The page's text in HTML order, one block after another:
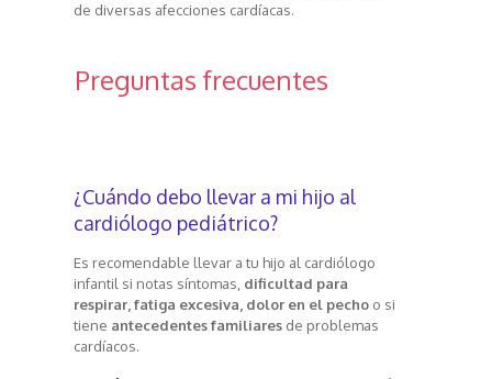
de diversas afecciones cardíacas.
Preguntas frecuentes
¿Cuándo debo llevar a mi hijo al
cardiólogo pediátrico?
Es recomendable llevar a tu hijo al cardiólogo
infantil si notas síntomas, dificultad para
respirar, fatiga excesiva, dolor en el pechoo si
tiene antecedentes familiaresde problemas
cardíacos.